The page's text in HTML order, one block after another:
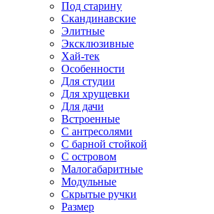
Под старину
Скандинавские
Элитные
Эксклюзивные
Хай-тек
Особенности
Для студии
Для хрущевки
Для дачи
Встроенные
С антресолями
С барной стойкой
С островом
Малогабаритные
Модульные
Скрытые ручки
Размер